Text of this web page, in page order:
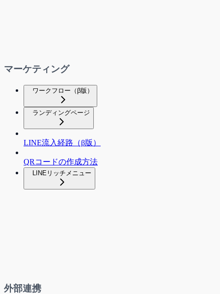
マーケティング
ワークフロー（β版）
ランディングページ
LINE流入経路（β版）
QRコードの作成方法
LINEリッチメニュー
外部連携